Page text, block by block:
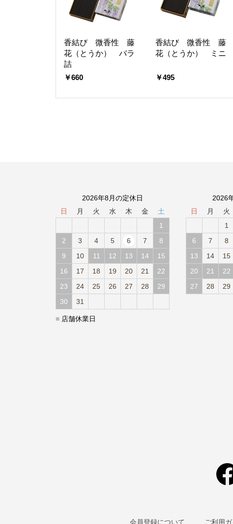
香結び 微香性 藤
花（とうか） バラ
詰
￥660
香結び 微香性 藤
花（とうか） ミニ
￥495
2026年8月の定休日
日
月 火 水 木 金
土
1
2
3 4 5 6 7
8
9
10 11 12 13 14
15
16
17 18 19 20 21
22
23
24 25 26 27 28
29
30
31
2026
日
月 火
1
6
7 8
13
14 15
20
21 22
27
28 29
■ 店舗休業日
会員登録について ご利用